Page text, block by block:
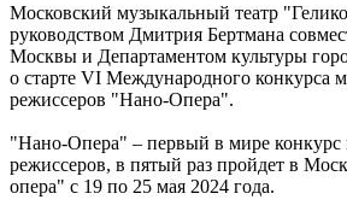
Московский музыкальный театр
руководством Дмитрия Бертмана
Москвы и Департаментом культуры
о старте VI Международного конкурса
режиссеров "Нано-Опера".
"Нано-Опера" – первый в мире
режиссеров, в пятый раз пройдет в
опера" с 19 по 25 мая 2024 года.